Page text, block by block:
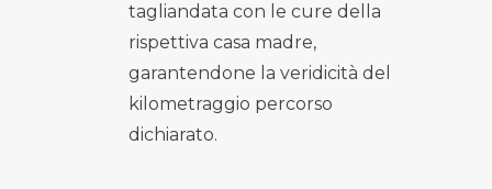
tagliandata con le cure della
rispettiva casa madre,
garantendone la veridicità del
kilometraggio percorso
dichiarato.